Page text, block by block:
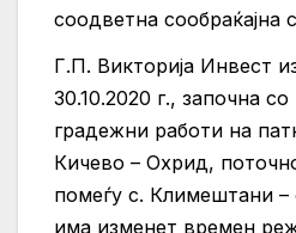
соодветна сообраќајна
Г.П. Викторија Инвест
30.10.2020 г., започна
градежни работи на
Кичево – Охрид,
помеѓу с. Климештани
има изменет времен